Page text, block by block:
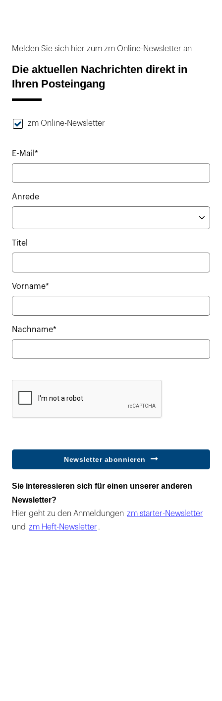
Melden Sie sich hier zum zm Online-Newsletter an
Die aktuellen Nachrichten direkt in
Ihren Posteingang
zm Online-Newsletter
E-Mail*
Anrede
Titel
Vorname*
Nachname*
Newsletter abonnieren
Sie interessieren sich für einen unserer anderen
Newsletter?
Hier geht zu den Anmeldungen zm starter-Newsletter
und zm Heft-Newsletter .